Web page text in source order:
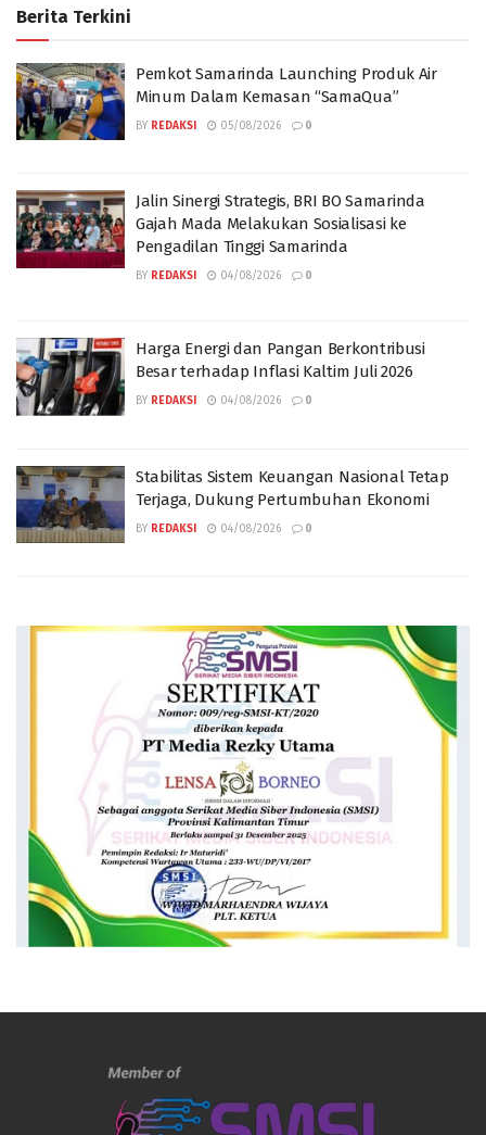
Berita Terkini
Pemkot Samarinda Launching Produk Air
Minum Dalam Kemasan “SamaQua”
BY REDAKSI 05/08/2026 0
Jalin Sinergi Strategis, BRI BO Samarinda
Gajah Mada Melakukan Sosialisasi ke
Pengadilan Tinggi Samarinda
BY REDAKSI 04/08/2026 0
Harga Energi dan Pangan Berkontribusi
Besar terhadap Inflasi Kaltim Juli 2026
BY REDAKSI 04/08/2026 0
Stabilitas Sistem Keuangan Nasional Tetap
Terjaga, Dukung Pertumbuhan Ekonomi
BY REDAKSI 04/08/2026 0